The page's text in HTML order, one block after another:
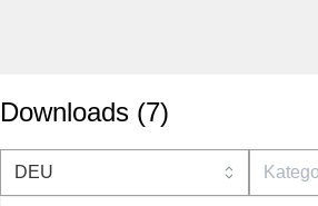
Downloads (7)